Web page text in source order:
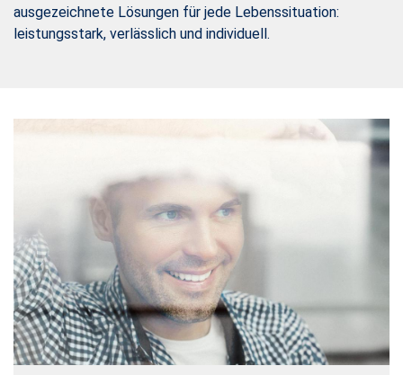
ausgezeichnete Lösungen für jede Lebenssituation:
leistungsstark, verlässlich und individuell.